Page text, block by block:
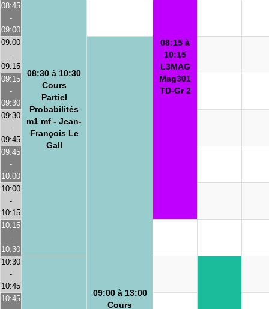
08:15 à
10:15
L3MAG
Mag301
TD-Gr 2
08:30 à 10:30
Cours
Partiel
Probabilités
m1 mf - Jean-
François Le
Gall
08:45
-
09:00
09:00
-
09:15
09:00 à 13:00
Cours
09:15
-
09:30
09:30
-
09:45
09:45
-
10:00
10:00
-
10:15
10:15
-
10:30
10:30
-
10:45
10:45